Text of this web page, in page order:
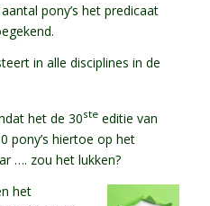
pony’s het predicaat
in alle disciplines in de
het de 30steeditie van
pony’s hiertoe op het
…. zou het lukken?
het